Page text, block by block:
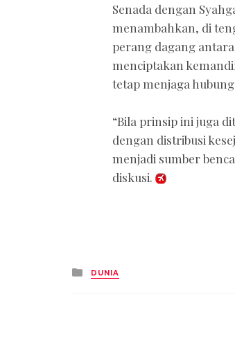
Senada dengan
menambahkan, di
perang dagang
menciptakan
tetap menjaga
“Bila prinsip ini juga
dengan distribusi
menjadi sumber
diskusi.
Posted
in
DUNIA